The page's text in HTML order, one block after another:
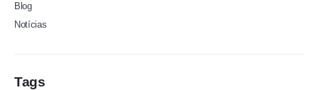
Blog
Notícias
Tags